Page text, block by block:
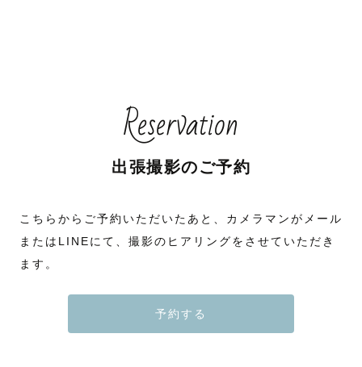
Reservation
出張撮影のご予約
こちらからご予約いただいたあと、カメラマンがメール
またはLINEにて、撮影のヒアリングをさせていただき
ます。
予約する